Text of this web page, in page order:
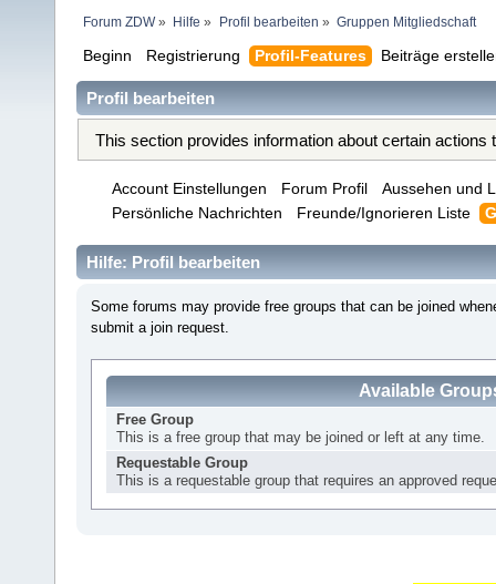
Forum ZDW» Hilfe » Profil bearbeiten » Gruppen Mitgliedschaft
Beginn Registrierung Profil-Features Beiträge
Profil bearbeiten
This section provides information about certain
Account Einstellungen Forum Profil
Aussehen und
Persönliche Nachrichten
Freunde/Ignorieren Liste
Hilfe: Profil bearbeiten
Some forums may provide free groups that can be joined
submit a join request.
Available
Free Group
This is a free group that may be joined or left at any time.
Requestable Group
This is a requestable group that requires an approved